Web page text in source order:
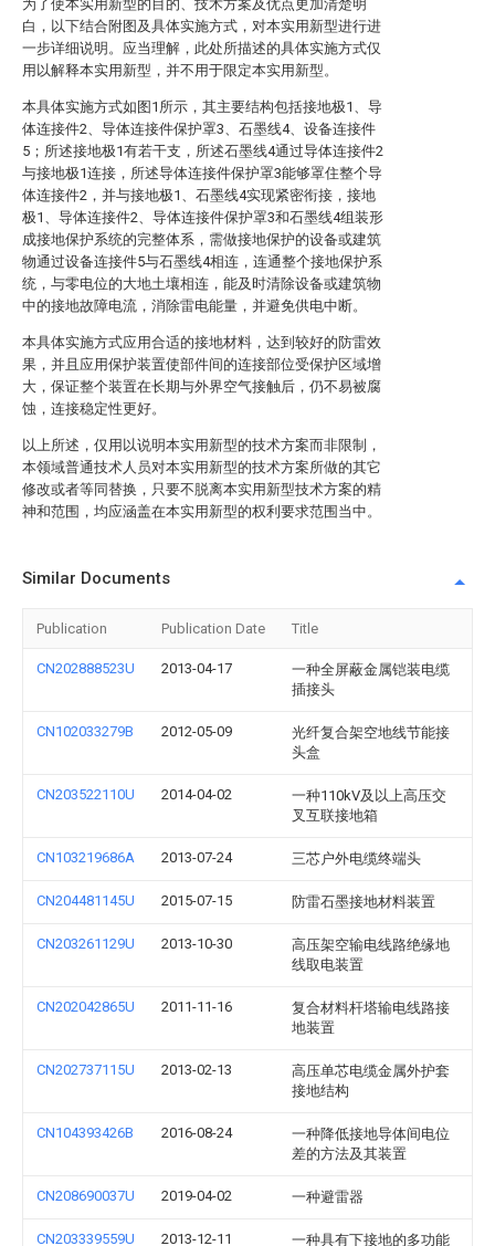
为了使本实用新型的目的、技术方案及优点更加清楚明
白，以下结合附图及具体实施方式，对本实用新型进行进
一步详细说明。应当理解，此处所描述的具体实施方式仅
用以解释本实用新型，并不用于限定本实用新型。
本具体实施方式如图1所示，其主要结构包括接地极1、导
体连接件2、导体连接件保护罩3、石墨线4、设备连接件
5；所述接地极1有若干支，所述石墨线4通过导体连接件2
与接地极1连接，所述导体连接件保护罩3能够罩住整个导
体连接件2，并与接地极1、石墨线4实现紧密衔接，接地
极1、导体连接件2、导体连接件保护罩3和石墨线4组装形
成接地保护系统的完整体系，需做接地保护的设备或建筑
物通过设备连接件5与石墨线4相连，连通整个接地保护系
统，与零电位的大地土壤相连，能及时清除设备或建筑物
中的接地故障电流，消除雷电能量，并避免供电中断。
本具体实施方式应用合适的接地材料，达到较好的防雷效
果，并且应用保护装置使部件间的连接部位受保护区域增
大，保证整个装置在长期与外界空气接触后，仍不易被腐
蚀，连接稳定性更好。
以上所述，仅用以说明本实用新型的技术方案而非限制，
本领域普通技术人员对本实用新型的技术方案所做的其它
修改或者等同替换，只要不脱离本实用新型技术方案的精
神和范围，均应涵盖在本实用新型的权利要求范围当中。
Similar Documents
Publication Publication Date Title
CN202888523U 2013-04-17
一种全屏蔽金属铠装电缆
插接头
CN102033279B 2012-05-09
光纤复合架空地线节能接
头盒
CN203522110U 2014-04-02
一种110kV及以上高压交
叉互联接地箱
CN103219686A 2013-07-24 三芯户外电缆终端头
CN204481145U 2015-07-15 防雷石墨接地材料装置
CN203261129U 2013-10-30
高压架空输电线路绝缘地
线取电装置
CN202042865U 2011-11-16
复合材料杆塔输电线路接
地装置
CN202737115U 2013-02-13
高压单芯电缆金属外护套
接地结构
CN104393426B 2016-08-24
一种降低接地导体间电位
差的方法及其装置
CN208690037U 2019-04-02 一种避雷器
CN203339559U 2013-12-11
一种具有下接地的多功能